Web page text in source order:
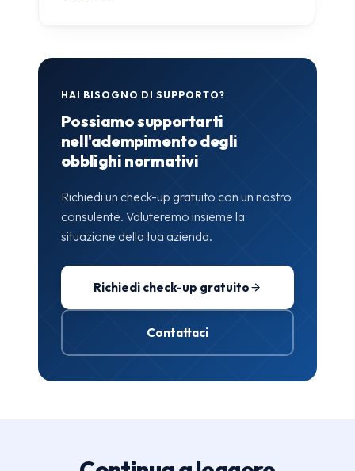
HAI BISOGNO DI SUPPORTO?
Possiamo supportarti
nell'adempimento degli
obblighi normativi
Richiedi un check-up gratuito con un nostro
consulente. Valuteremo insieme la
situazione della tua azienda.
Richiedi check-up gratuito
Contattaci